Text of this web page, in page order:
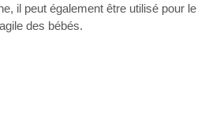
il peut également être utilisé pour le
des bébés.